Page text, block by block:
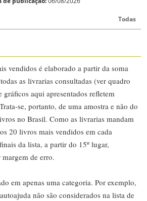
Todas
vendidos é elaborado a partir da soma
as livrarias consultadas (ver quadro
gráficos aqui apresentados refletem
se, portanto, de uma amostra e não do
no Brasil. Como as livrarias mandam
20 livros mais vendidos em cada
da lista, a partir do 15º lugar,
de erro.
em apenas uma categoria. Por exemplo,
não são considerados na lista de